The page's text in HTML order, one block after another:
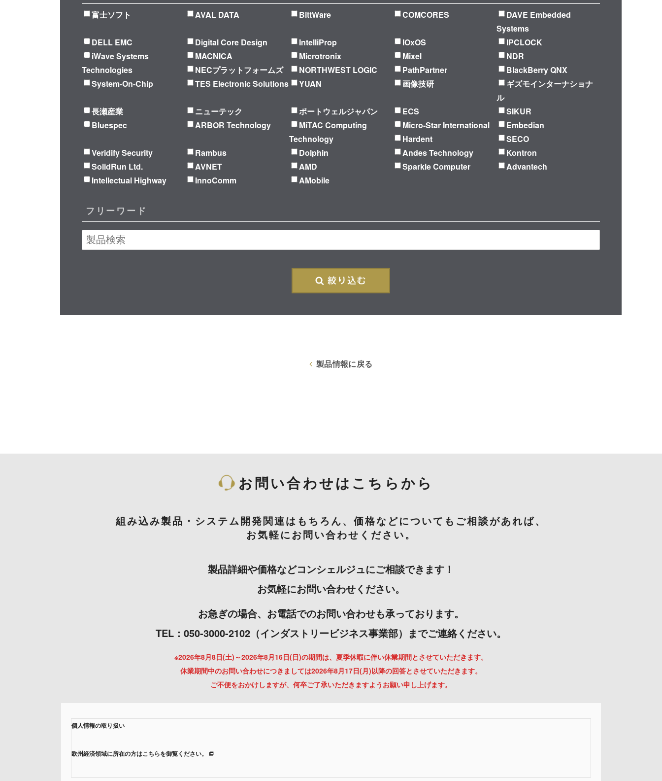
富士ソフト AVAL DATA BittWare COMCORES
DAVE Embedded
Systems
DELL EMC
Digital Core Design IntelliProp IOxOS
IPCLOCK
iWave Systems
Technologies
MACNICA Microtronix Mixel
NDR
NECプラットフォームズ
NORTHWEST LOGIC PathPartner
BlackBerry QNX
System-On-Chip
TES Electronic Solutions YUAN 画像技研
ギズモインターナショナ
ル
長瀬産業
ニューテック ポートウェルジャパン ECS
SIKUR
Bluespec
ARBOR Technology
MiTAC Computing
Technology
Micro-Star International
Embedian
Hardent
SECO
Veridify Security
Rambus Dolphin Andes Technology
Kontron
SolidRun Ltd.
AVNET AMD Sparkle Computer
Advantech
Intellectual Highway
InnoComm AMobile
フリーワード
製品情報に戻る
お問い合わせはこちらから
組み込み製品・システム開発関連はもちろん、価格などについてもご相談があれば、
お気軽にお問い合わせください。
製品詳細や価格などコンシェルジュにご相談できます！
お気軽にお問い合わせください。
お急ぎの場合、お電話でのお問い合わせも承っております。
TEL：050-3000-2102（インダストリービジネス事業部）までご連絡ください。
※2026年8月8日(土)～2026年8月16日(日)の期間は、夏季休暇に伴い休業期間とさせていただきます。
休業期間中のお問い合わせにつきましては2026年8月17日(月)以降の回答とさせていただきます。
ご不便をおかけしますが、何卒ご了承いただきますようお願い申し上げます。
個人情報の取り扱い
欧州経済領域に所在の方はこちらを御覧ください。